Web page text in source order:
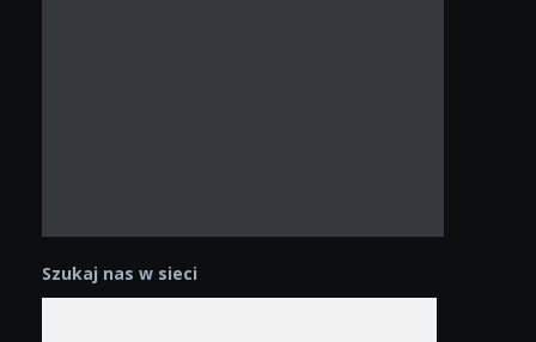
Szukaj nas w sieci